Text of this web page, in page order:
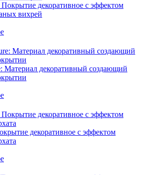
Покрытие декоративное с эффектом
вихрей
Материал декоративный создающий
декоративное с эффектом